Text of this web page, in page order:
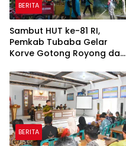
BERITA
Sambut HUT ke-81 RI,
Pemkab Tubaba Gelar
Korve Gotong Royong dan
BERITA